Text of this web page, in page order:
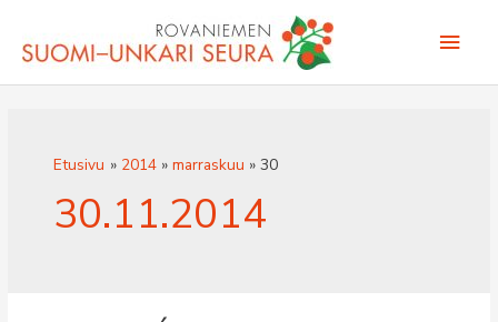
sisältöön
Etusivu 2014 marraskuu 30
30.11.2014